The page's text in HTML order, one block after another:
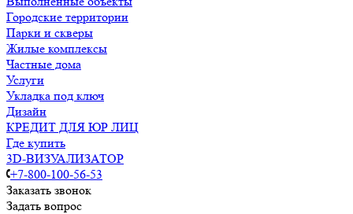
Городские территории
Парки и скверы
Жилые комплексы
Частные дома
Услуги
Укладка под ключ
Дизайн
КРЕДИТ ДЛЯ ЮР ЛИЦ
Где купить
3D-ВИЗУАЛИЗАТОР
+7-800-100-56-53
Заказать звонок
Задать вопрос